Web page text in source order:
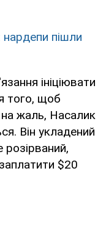
пішли
ініціювати
того, щоб
на жаль, Насалик
Він укладений
$20